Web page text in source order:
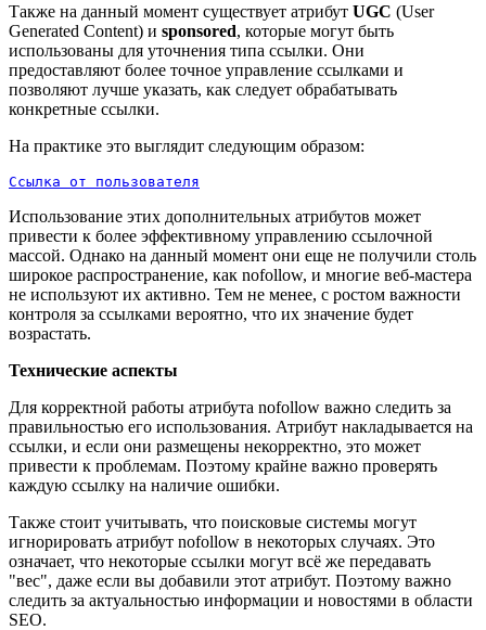
Также на данный момент существует атрибут UGC (User
Generated Content) и sponsored, которые могут быть
использованы для уточнения типа ссылки. Они
предоставляют более точное управление ссылками и
позволяют лучше указать, как следует обрабатывать
конкретные ссылки.
На практике это выглядит следующим образом:
Ссылка от пользователя
Использование этих дополнительных атрибутов может
привести к более эффективному управлению ссылочной
массой. Однако на данный момент они еще не получили столь
широкое распространение, как nofollow, и многие веб-мастера
не используют их активно. Тем не менее, с ростом важности
контроля за ссылками вероятно, что их значение будет
возрастать.
Технические аспекты
Для корректной работы атрибута nofollow важно следить за
правильностью его использования. Атрибут накладывается на
ссылки, и если они размещены некорректно, это может
привести к проблемам. Поэтому крайне важно проверять
каждую ссылку на наличие ошибки.
Также стоит учитывать, что поисковые системы могут
игнорировать атрибут nofollow в некоторых случаях. Это
означает, что некоторые ссылки могут всё же передавать
"вес", даже если вы добавили этот атрибут. Поэтому важно
следить за актуальностью информации и новостями в области
SEO.